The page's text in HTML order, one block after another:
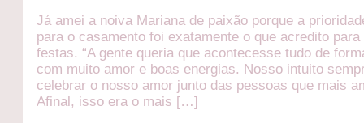
Já amei a noiva Mariana de paixão porque a
para o casamento foi exatamente o que acredito para
festas. “A gente queria que acontecesse tudo de
com muito amor e boas energias. Nosso intuito
celebrar o nosso amor junto das pessoas que mais
Afinal, isso era o mais […]